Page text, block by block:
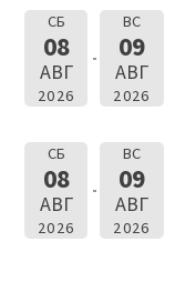
СБ
08
АВГ
2026
ВС
09
АВГ
2026
СБ
08
АВГ
2026
ВС
09
АВГ
2026